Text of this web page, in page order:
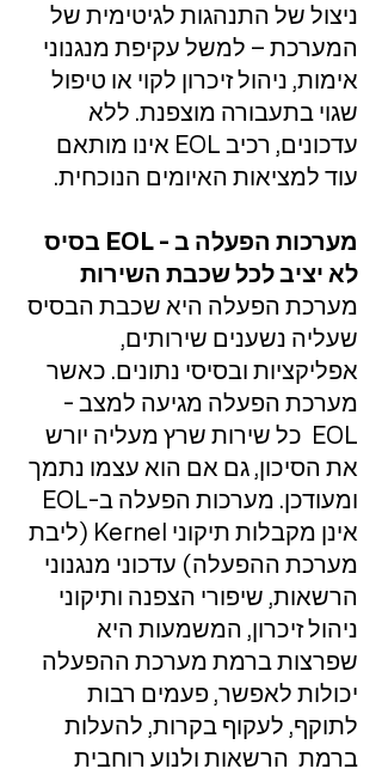
ניצול של התנהגות לגיטימית של
המערכת – למשל עקיפת מנגנוני
אימות, ניהול זיכרון לקוי או טיפול
שגוי בתעבורה מוצפנת. ללא
עדכונים, רכיב EOL אינו מותאם
עוד למציאות האיומים הנוכחית.
מערכות הפעלה ב - EOL בסיס
לא יציב לכל שכבת השירות
מערכת הפעלה היא שכבת הבסיס
שעליה נשענים שירותים,
אפליקציות ובסיסי נתונים. כאשר
מערכת הפעלה מגיעה למצב -
EOL כל שירות שרץ מעליה יורש
את הסיכון, גם אם הוא עצמו נתמך
ומעודכן. מערכות הפעלה ב-EOL
אינן מקבלות תיקוני Kernel (ליבת
מערכת ההפעלה) עדכוני מנגנוני
הרשאות, שיפורי הצפנה ותיקוני
ניהול זיכרון, המשמעות היא
שפרצות ברמת מערכת ההפעלה
יכולות לאפשר, פעמים רבות
לתוקף, לעקוף בקרות, להעלות
ברמת הרשאות ולנוע רוחבית